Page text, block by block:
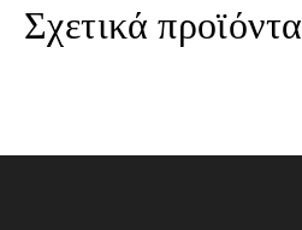
Σχετικά προϊόντα